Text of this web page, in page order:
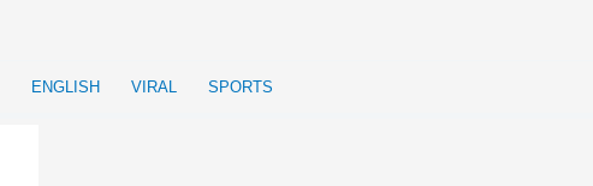
ENGLISH VIRAL SPORTS